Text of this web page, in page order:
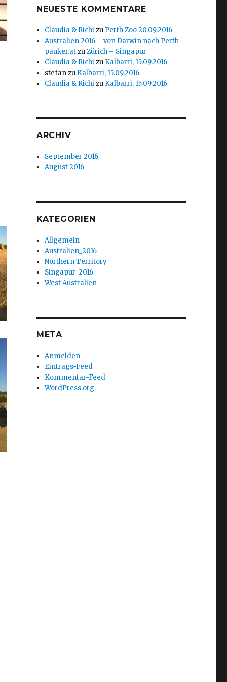
NEUESTE KOMMENTARE
Claudia & Richizu Perth Zoo 20.09.2016
Australien 2016 – von Darwin nach Perth –
pauker.atzuZürich – Singapur
Claudia & Richizu Kalbarri, 15.09.2016
stefanzu Kalbarri, 15.09.2016
Claudia & Richizu Kalbarri, 15.09.2016
ARCHIV
September 2016
August 2016
KATEGORIEN
Allgemein
Australien_2016
Northern Territory
Singapur_2016
West Australien
META
Anmelden
Eintrags-Feed
Kommentar-Feed
WordPress.org